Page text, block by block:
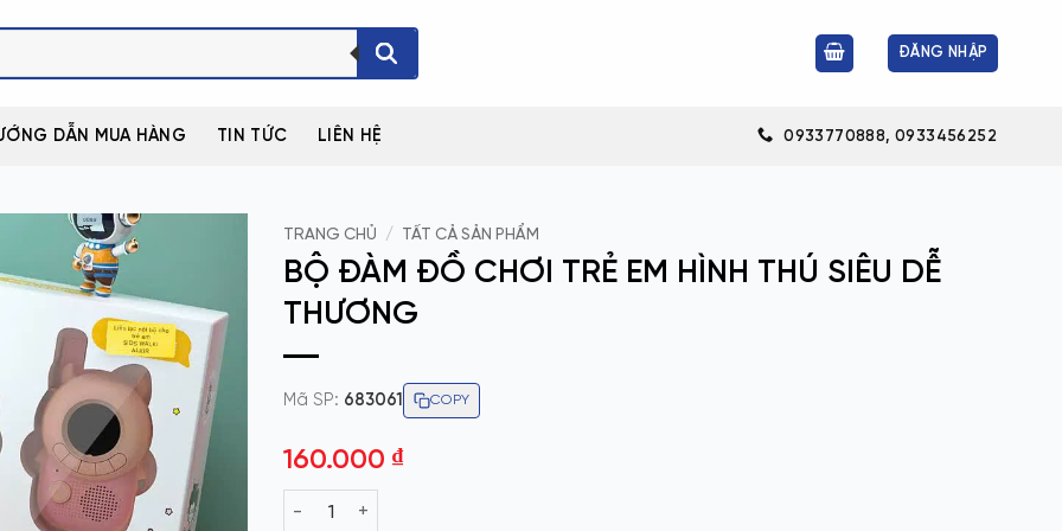
ĐĂNG NHẬP
DẪN MUA HÀNG TIN TỨC LIÊN HỆ 0933770888, 0933456252
TRANG CHỦ / TẤT CẢ SẢN PHẨM
BỘ ĐÀM ĐỒ CHƠI TRẺ EM HÌNH THÚ SIÊU DỄ
THƯƠNG
Mã SP: 683061 COPY
160.000 ₫
BỘ ĐÀM ĐỒ CHƠI TRẺ EM HÌNH THÚ SIÊU DỄ THƯƠNG số lượng